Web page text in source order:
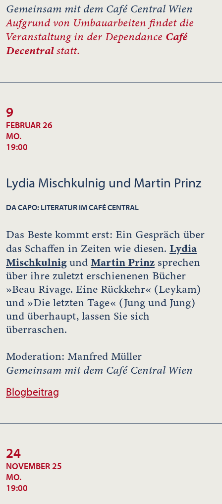
Gemeinsam mit dem Café Central Wien
Aufgrund von Umbauarbeiten findet die
Veranstaltung in der Dependance Café
Decentralstatt.
9
FEBRUAR 26
MO.
19:00
Lydia Mischkulnig und Martin Prinz
DA CAPO: LITERATUR IM CAFÉ CENTRAL
Das Beste kommt erst: Ein Gespräch über
das Schaffen in Zeiten wie diesen. Lydia
Mischkulnigund Martin Prinz sprechen
über ihre zuletzt erschienenen Bücher
»Beau Rivage. Eine Rückkehr« (Leykam)
und »Die letzten Tage« (Jung und Jung)
und überhaupt, lassen Sie sich
überraschen.
Moderation: Manfred Müller
Gemeinsam mit dem Café Central Wien
Blogbeitrag
24
NOVEMBER 25
MO.
19:00